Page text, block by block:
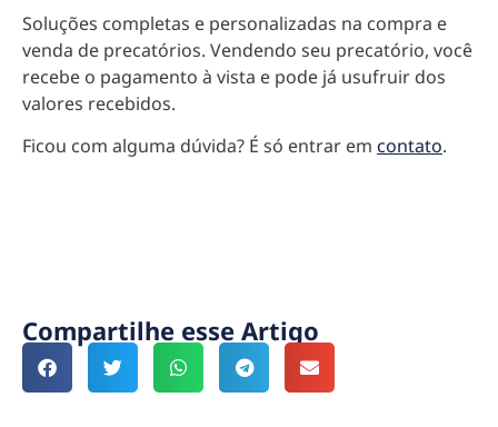
Soluções completas e personalizadas na compra e
venda de precatórios. Vendendo seu precatório, você
recebe o pagamento à vista e pode já usufruir dos
valores recebidos.
Ficou com alguma dúvida? É só entrar em contato.
Compartilhe esse Artigo